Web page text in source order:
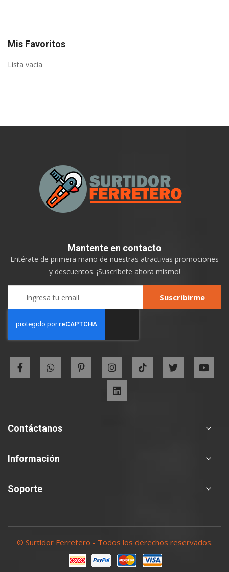
Mis Favoritos
Lista vacía
Contáctanos
Información
Soporte
Mantente en contacto
Entérate de primera mano de nuestras atractivas promociones
y descuentos. ¡Suscríbete ahora mismo!
Newsletter:
Suscribirme
© Surtidor Ferretero - Todos los derechos reservados.